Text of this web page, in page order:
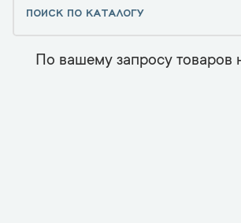
По вашему запросу товаров